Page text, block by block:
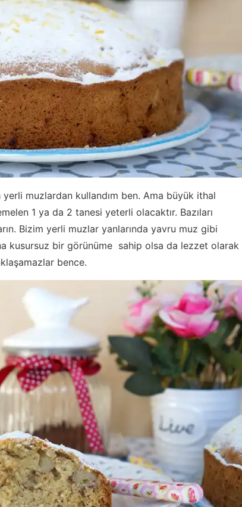
muzlardan kullandım ben. Ama büyük ithal
1 ya da 2 tanesi yeterli olacaktır. Bazıları
Bizim yerli muzlar yanlarında yavru muz gibi
kusursuz bir görünüme sahip olsa da lezzet olarak
bence.